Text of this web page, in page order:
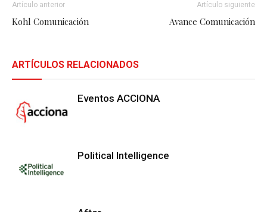
Artículo anterior
Kohl Comunicación
Artículo siguiente
Avance Comunicación
ARTÍCULOS RELACIONADOS
Eventos ACCIONA
Political Intelligence